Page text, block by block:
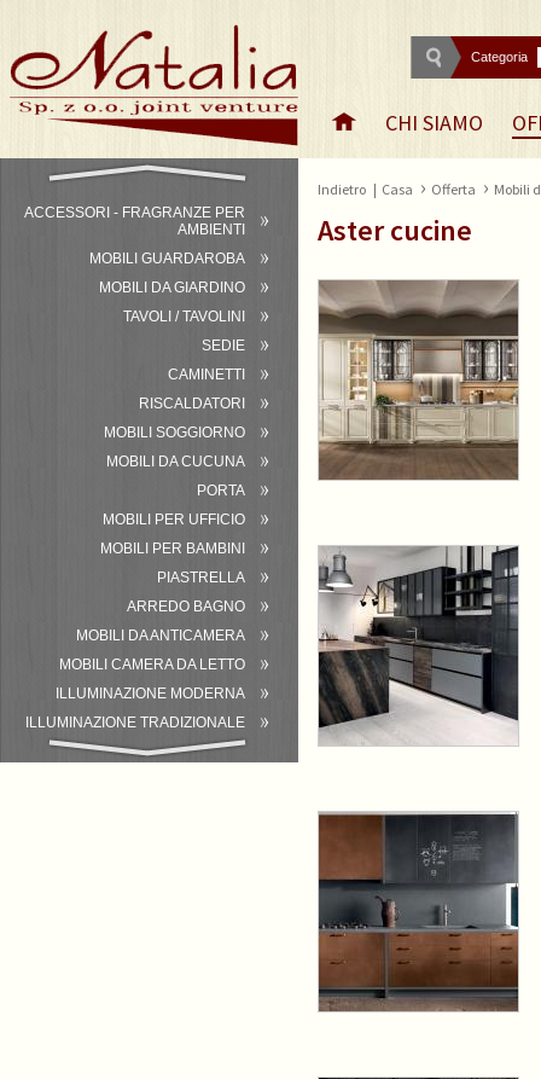
Categoria
CHI SIAMO
ACCESSORI - FRAGRANZE PER
AMBIENTI
MOBILI GUARDAROBA
MOBILI DA GIARDINO
TAVOLI / TAVOLINI
SEDIE
CAMINETTI
RISCALDATORI
MOBILI SOGGIORNO
MOBILI DA CUCUNA
PORTA
MOBILI PER UFFICIO
MOBILI PER BAMBINI
PIASTRELLA
ARREDO BAGNO
MOBILI DA ANTICAMERA
MOBILI CAMERA DA LETTO
ILLUMINAZIONE MODERNA
ILLUMINAZIONE TRADIZIONALE
ATTREZZATURA DEL BAGNO
Indietro | Casa › Offerta › Mobili
Aster cucine